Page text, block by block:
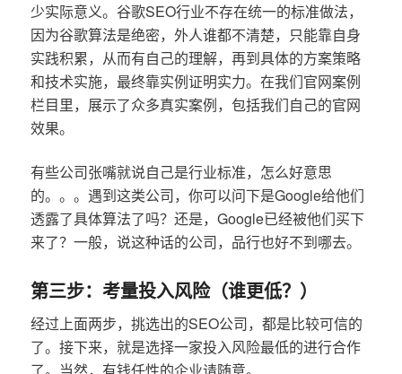
少实际意义。谷歌SEO行业不存在统一的标准做法，
因为谷歌算法是绝密，外人谁都不清楚，只能靠自身
实践积累，从而有自己的理解，再到具体的方案策略
和技术实施，最终靠实例证明实力。在我们官网案例
栏目里，展示了众多真实案例，包括我们自己的官网
效果。
有些公司张嘴就说自己是行业标准，怎么好意思
的。。。遇到这类公司，你可以问下是Google给他们
透露了具体算法了吗？还是，Google已经被他们买下
来了？一般，说这种话的公司，品行也好不到哪去。
第三步：考量投入风险（谁更低？）
经过上面两步，挑选出的SEO公司，都是比较可信的
了。接下来，就是选择一家投入风险最低的进行合作